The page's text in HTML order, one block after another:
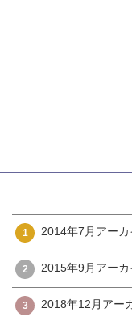
1 2014年7月アー
2 2015年9月アー
3 2018年12月アー